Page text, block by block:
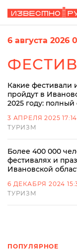
6 августа 2026
Какие фестивали
пройдут в
2025 году: полный
3 АПРЕЛЯ 2025 17:14
ТУРИЗМ
Более 400 000
фестивалях и
Ивановской
6 ДЕКАБРЯ 2024
ТУРИЗМ
ПОПУЛЯРНОЕ